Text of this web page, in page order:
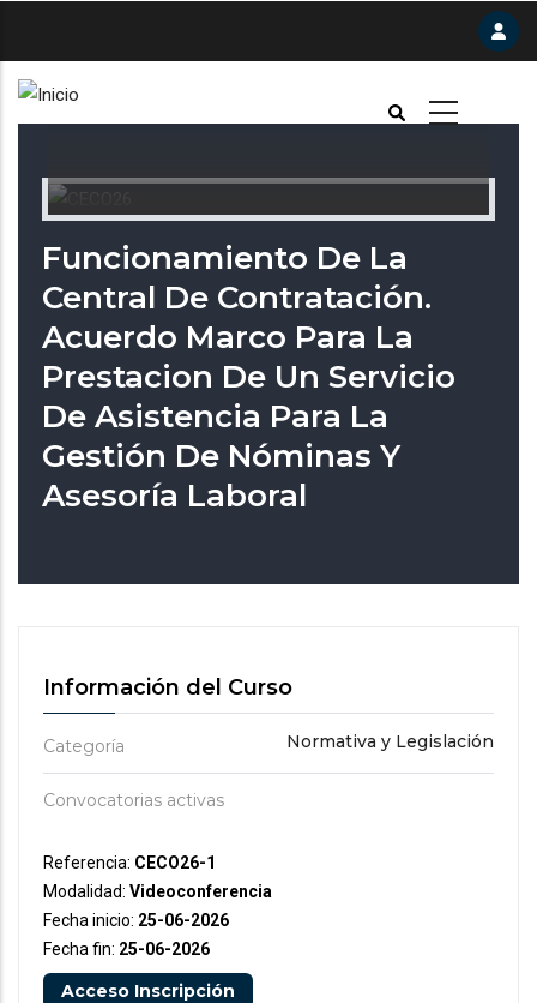
contenido
Funcionamiento De La
Central De Contratación.
Acuerdo Marco Para La
Prestacion De Un Servicio
De Asistencia Para La
Gestión De Nóminas Y
Asesoría Laboral
Información del Curso
Categoría Normativa y Legislación
Convocatorias activas
Referencia: CECO26-1
Modalidad: Videoconferencia
Fecha inicio: 25-06-2026
Fecha fin: 25-06-2026
Acceso Inscripción